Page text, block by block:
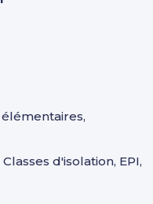
d'isolation, EPI,